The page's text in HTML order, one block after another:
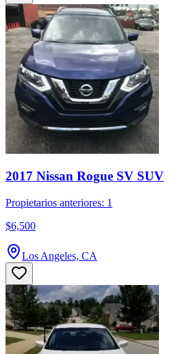
2017 Nissan Rogue SV SUV
Propietarios anteriores: 1
$6,500
Los Angeles, CA